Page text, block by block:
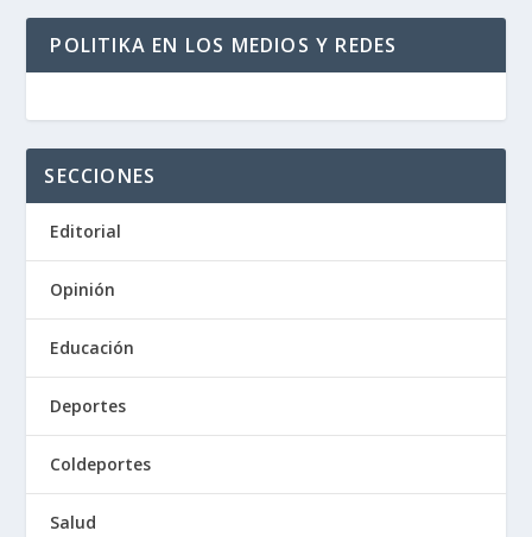
POLITIKA EN LOS MEDIOS Y REDES
SECCIONES
Editorial
Opinión
Educación
Deportes
Coldeportes
Salud